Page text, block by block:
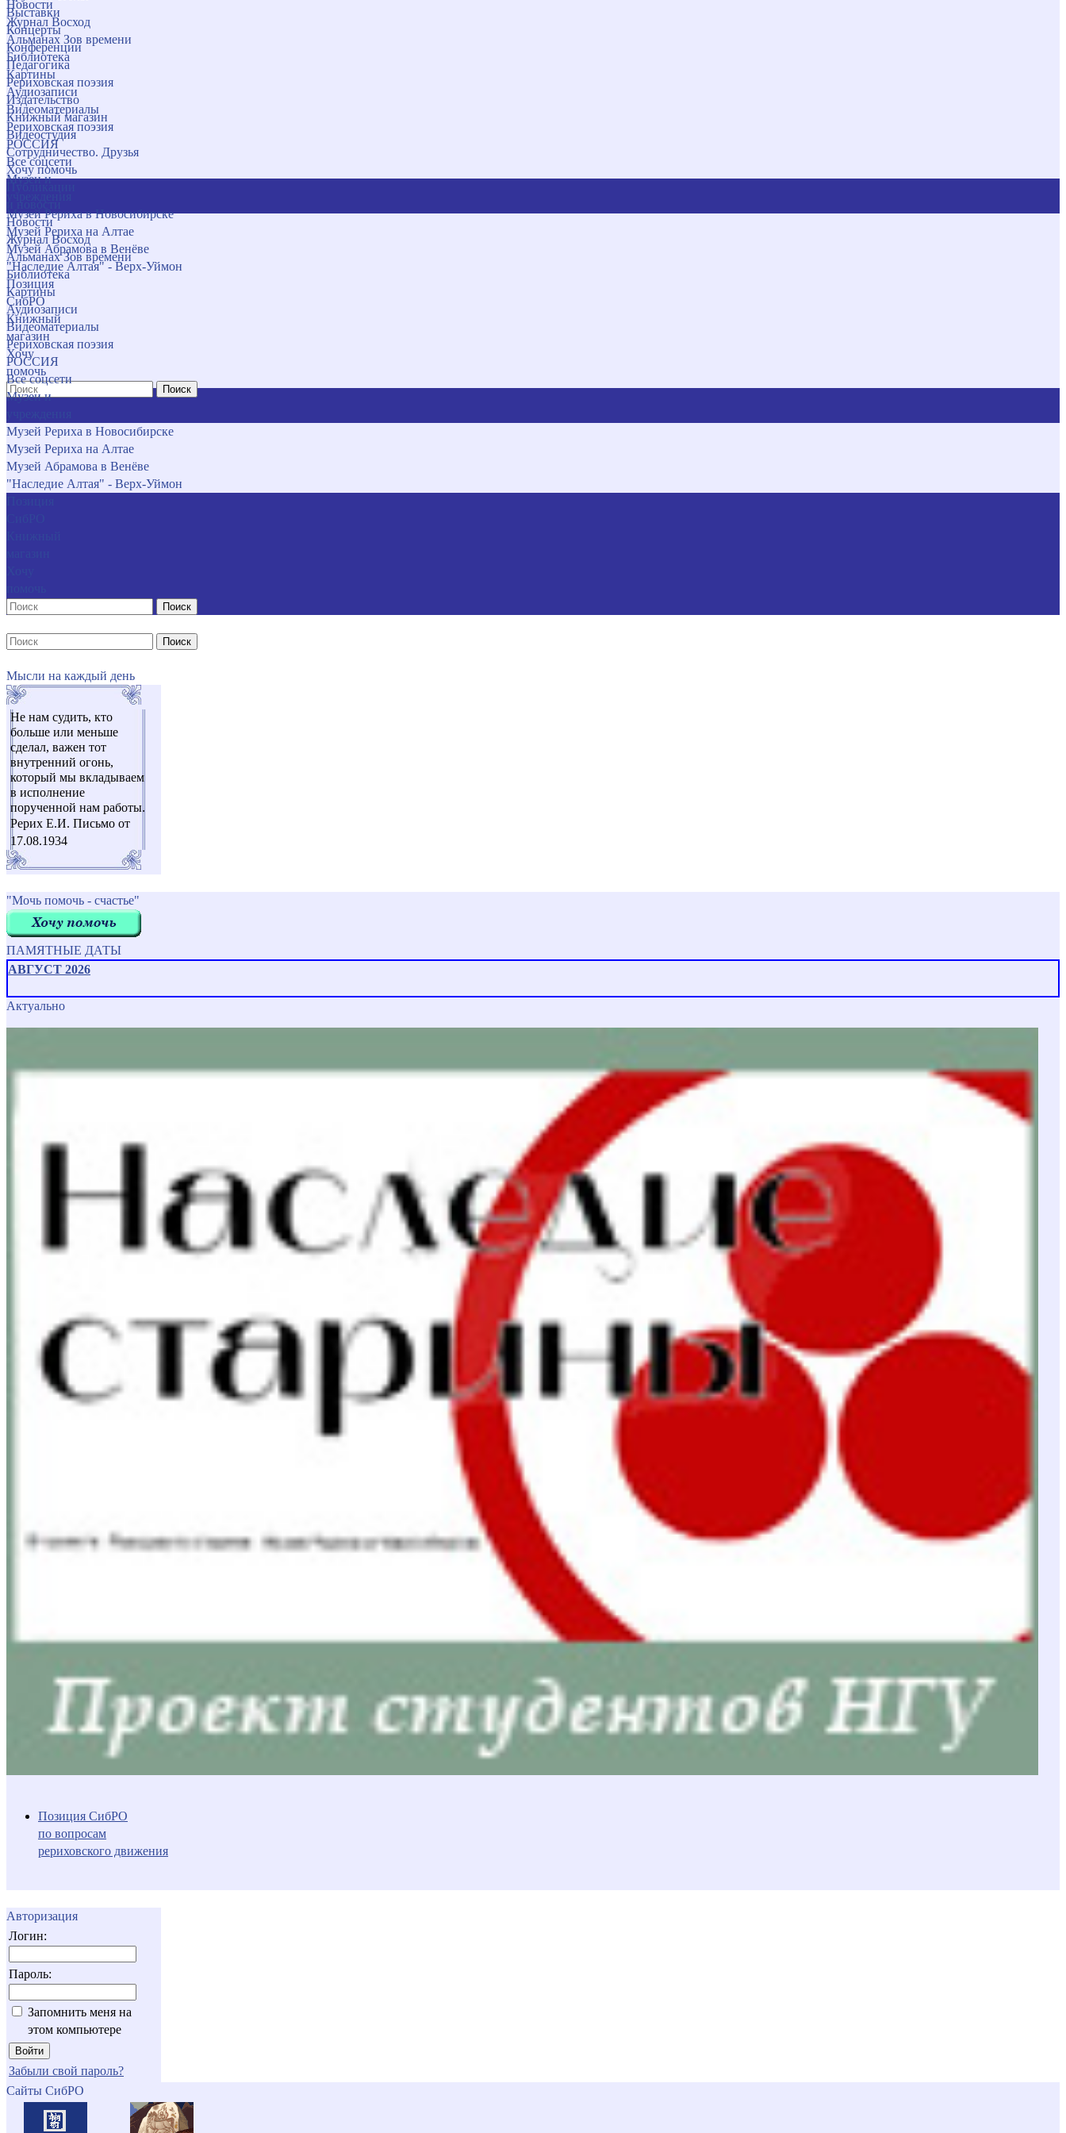
Новости
Журнал Восход
Альманах Зов времени
Библиотека
Картины
Аудиозаписи
Видеоматериалы
Рериховская поэзия
РОССИЯ
Все соцсети
Музеи и
Музей Рериха в Новосибирске
Музей Рериха на Алтае
Музей Абрамова в Венёве
"Наследие Алтая" - Верх-Уймон
Позиция
СибРО
Книжный
магазин
Хочу
помочь
Поиск
Выставки
Концерты
Конференции
Педагогика
Рериховская поэзия
Издательство
Книжный магазин
Видеостудия
Сотрудничество. Друзья
Хочу помочь
Новости
Журнал Восход
Альманах Зов времени
Библиотека
Картины
Аудиозаписи
Видеоматериалы
Рериховская поэзия
РОССИЯ
Все соцсети
Музеи и
Музей Рериха в Новосибирске
Музей Рериха на Алтае
Музей Абрамова в Венёве
"Наследие Алтая" - Верх-Уймон
Поиск
Поиск
Мысли на каждый день
Не нам судить, кто
больше или меньше
сделал, важен тот
внутренний огонь,
который мы вкладываем
в исполнение
порученной нам работы.
Рерих Е.И. Письмо от
17.08.1934
"Мочь помочь - счастье"
ПАМЯТНЫЕ ДАТЫ
АВГУСТ 2026
Актуально
Позиция СибРО
по вопросам
рериховского движения
Авторизация
Логин:
Пароль:
Запомнить меня на
этом компьютере
Забыли свой пароль?
Сайты СибРО